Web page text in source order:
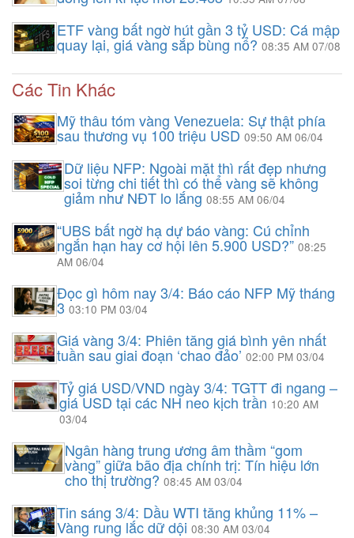
ETF vàng bất ngờ hút gần 3 tỷ USD: Cá mập
quay lại, giá vàng sắp bùng nổ? 08:35 AM 07/08
Các Tin Khác
Mỹ thâu tóm vàng Venezuela: Sự thật phía
sau thương vụ 100 triệu USD 09:50 AM 06/04
Dữ liệu NFP: Ngoài mặt thì rất đẹp nhưng
soi từng chi tiết thì có thể vàng sẽ không
giảm như NĐT lo lắng08:55 AM 06/04
“UBS bất ngờ hạ dự báo vàng: Cú chỉnh
ngắn hạn hay cơ hội lên 5.900 USD?” 08:25
AM 06/04
Đọc gì hôm nay 3/4: Báo cáo NFP Mỹ tháng
3 03:10 PM 03/04
Giá vàng 3/4: Phiên tăng giá bình yên nhất
tuần sau giai đoạn ‘chao đảo’ 02:00 PM 03/04
Tỷ giá USD/VND ngày 3/4: TGTT đi ngang –
giá USD tại các NH neo kịch trần 10:20 AM
03/04
Ngân hàng trung ương âm thầm “gom
vàng” giữa bão địa chính trị: Tín hiệu lớn
cho thị trường?08:45 AM 03/04
Tin sáng 3/4: Dầu WTI tăng khủng 11% –
Vàng rung lắc dữ dội08:30 AM 03/04